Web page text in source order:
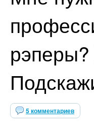
рэперы?
5 комментариев